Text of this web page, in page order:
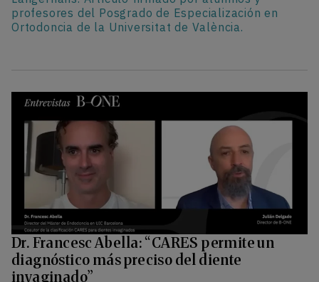
profesores del Posgrado de Especialización en
Ortodoncia de la Universitat de València.
Dr. Francesc Abella: “CARES permite un
diagnóstico más preciso del diente
invaginado”